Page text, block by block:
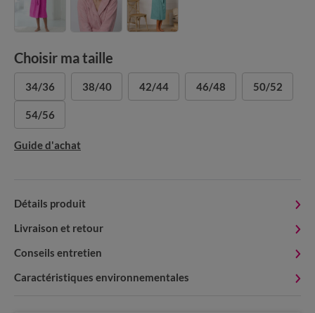
Choisir ma taille
34/36 38/40 42/44 46/48 50/52
54/56
Guide d'achat
Détails produit
Livraison et retour
Conseils entretien
Caractéristiques environnementales